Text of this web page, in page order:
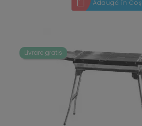
Adaugă în Coș
Livrare gratis